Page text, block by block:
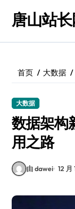
唐山站长
首页 大数据
大数据
数据架构
用之路
由 dawei 12